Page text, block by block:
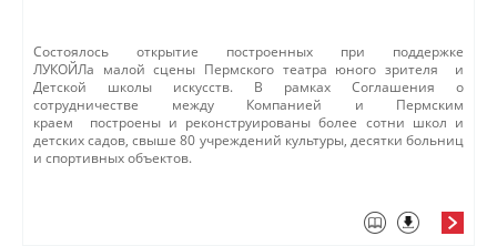
​Состоялось открытие построенных при поддержке
ЛУКОЙЛа малой сцены Пермского театра юного зрителя и
Детской школы искусств. В рамках Соглашения о
сотрудничестве между Компанией и Пермским
краем построены и реконструированы более сотни школ и
детских садов, свыше 80 учреждений культуры, десятки больниц
и спортивных объектов.​